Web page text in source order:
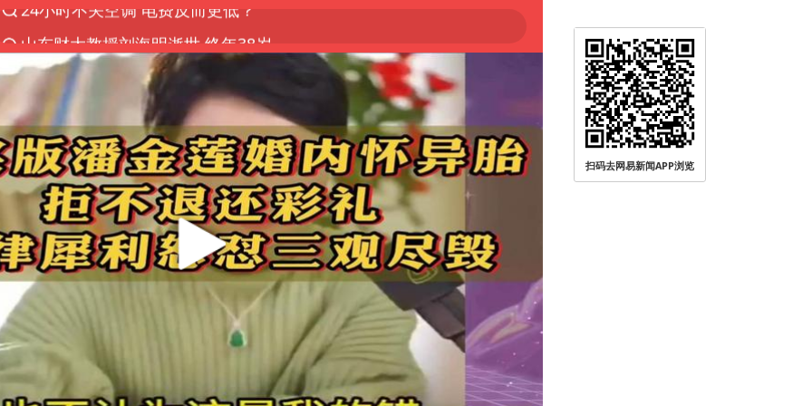
山东财大教授刘海明逝世 终年38岁
美国退回1000亿美元关税
顾客结账把钱扔地上 服务员霸气扔回
李亚鹏向地铁吐血女孩捐99999元
河南试行周五下午弹性离岗
香港殿堂级填词人黎彼得因病离世 终年76岁
“银行午休1.5小时”留个窗口行不行
41岁女子为鼓励女儿考上985研究生
沙特否认与胡塞武装举行会谈
如何把百年大党建设得更加坚强有力
乘客脱鞋散发异味 司机提醒反被怼
扫码去网易新闻APP浏览